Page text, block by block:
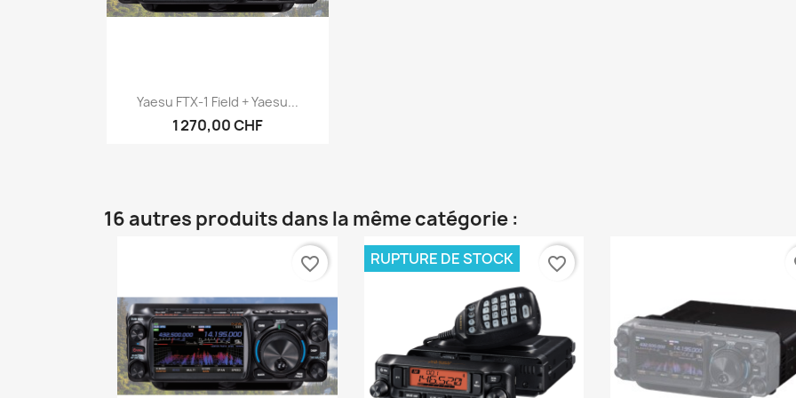
Aperçu rapide
Yaesu FTX-1 Field + Yaesu...
1 270,00 CHF
16 autres produits dans la même catégorie :
favorite_border RUPTURE DE STOCK favorite_border